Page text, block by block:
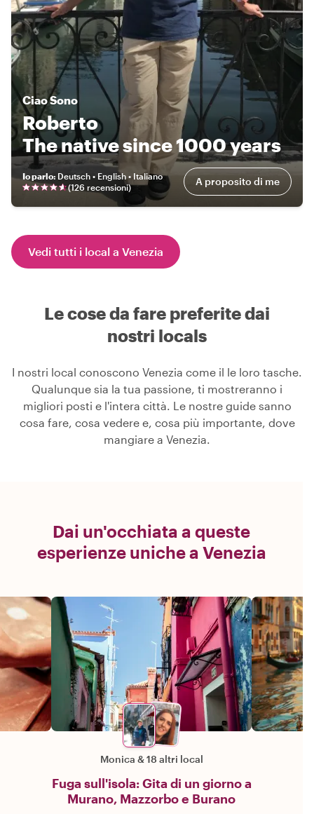
CiaoSono
Roberto
The native since 1000 years
Io parlo: Deutsch • English • Italiano
(126 recensioni) A proposito di me
Vedi tutti i local a Venezia
Le cose da fare preferite dai
nostri locals
I nostri local conoscono Venezia come il le loro tasche.
Qualunque sia la tua passione, ti mostreranno i
migliori posti e l'intera città. Le nostre guide sanno
cosa fare, cosa vedere e, cosa più importante, dove
mangiare a Venezia.
Dai un'occhiata a queste
esperienze uniche a Venezia
Monica &18 altri local
Fuga sull'isola: Gita di un giorno a
Murano, Mazzorbo e Burano